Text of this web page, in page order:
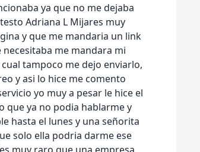
ya que no me dejaba
Adriana L Mijares muy
y que me mandaria un link
me mandara mi
tampoco me dejo enviarlo,
y asi lo hice me comento
yo muy a pesar le hice el
que ya no podia hablarme y
hasta el lunes y una señorita
solo ella podria darme ese